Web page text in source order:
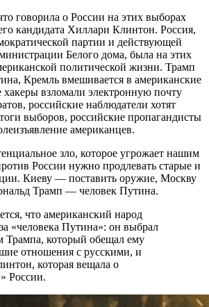
говорила о России на этих выборах
кандидата Хиллари Клинтон. Россия,
партии и действующей
Белого дома, была на этих
политической жизни. Трамп
Кремль вмешивается в американские
взломали электронную почту
российские наблюдатели хотят
выборов, российские пропагандисты
американцев.
зло, которое угрожает нашим
России нужно продлевать старые и
Киеву — поставить оружие, Москву
Трамп — человек Путина.
что американский народ
«человека Путина»: он выбрал
Трампа, который обещал ему
отношения с русскими, и
которая вещала о
России.